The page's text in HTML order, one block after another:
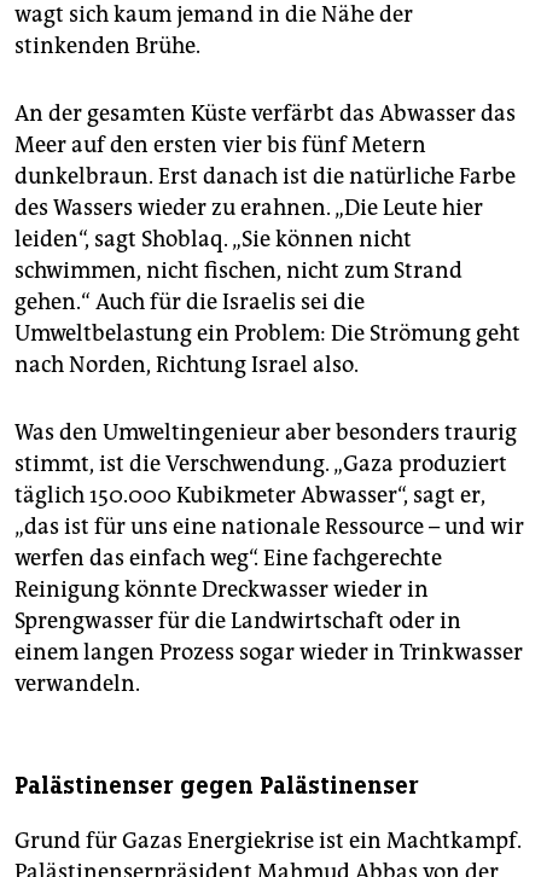
wagt sich kaum jemand in die Nähe der
stinkenden Brühe.
An der gesamten Küste verfärbt das Abwasser das
Meer auf den ersten vier bis fünf Metern
dunkelbraun. Erst danach ist die natürliche Farbe
des Wassers wieder zu erahnen. „Die Leute hier
leiden“, sagt Shoblaq. „Sie können nicht
schwimmen, nicht fischen, nicht zum Strand
gehen.“ Auch für die Israelis sei die
Umweltbelastung ein Problem: Die Strömung geht
nach Norden, Richtung Israel also.
Was den Umweltingenieur aber besonders traurig
stimmt, ist die Verschwendung. „Gaza produziert
täglich 150.000 Kubikmeter Abwasser“, sagt er,
„das ist für uns eine nationale Ressource – und wir
werfen das einfach weg“. Eine fachgerechte
Reinigung könnte Dreckwasser wieder in
Sprengwasser für die Landwirtschaft oder in
einem langen Prozess sogar wieder in Trinkwasser
verwandeln.
Palästinenser gegen Palästinenser
Grund für Gazas Energiekrise ist ein Machtkampf.